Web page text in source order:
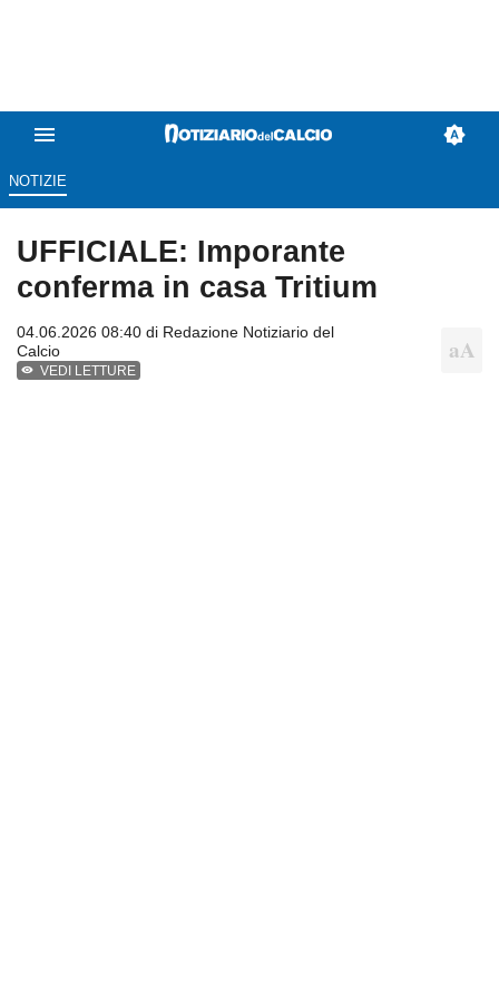
NOTIZIE
UFFICIALE: Imporante
conferma in casa Tritium
04.06.2026 08:40 di Redazione Notiziario del
Calcio
VEDI LETTURE